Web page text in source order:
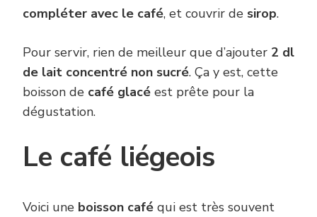
compléter avec le café, et couvrir de sirop.
Pour servir, rien de meilleur que d’ajouter 2 dl
de lait concentré non sucré. Ça y est, cette
boisson de café glacé est prête pour la
dégustation.
Le café liégeois
Voici une boisson café qui est très souvent